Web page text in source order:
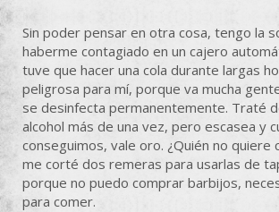
Sin poder pensar en otra cosa, tengo la
haberme contagiado en un cajero
tuve que hacer una cola durante largas
peligrosa para mí, porque va mucha
se desinfecta permanentemente. Traté
alcohol más de una vez, pero escasea y
conseguimos, vale oro. ¿Quién no quiere
me corté dos remeras para usarlas de
porque no puedo comprar barbijos,
para comer.